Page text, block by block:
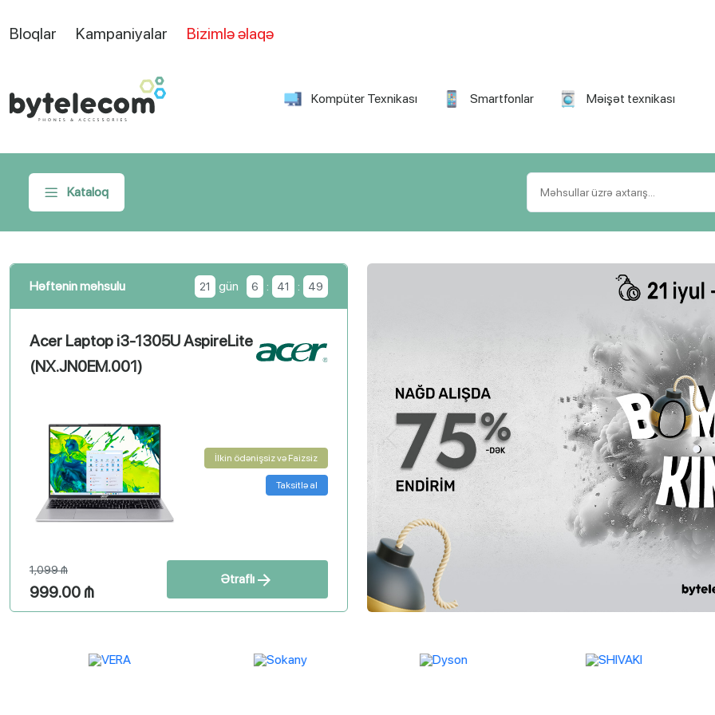
Bloqlar Kampaniyalar Bizimlə əlaqə
Kompüter Texnikası Smartfonlar Məişət texnikası
Kataloq
Həftənin məhsulu 22 gün 6 41 48
Apple MacBook Neo 13-inch (A18 Pro)
(8/256 GB) - Model A3404
İlkin ödənişsiz və Faizsiz
Yeni
1,799 ₼
1,499.00 ₼
Ətraflı
41 : 48
HONOR 600 Pro (12GB RAM)
İlkin ödənişsiz və Faizsiz
Taksitlə al
2,099 ₼
1,899.00 ₼
Ətraflı
Previous